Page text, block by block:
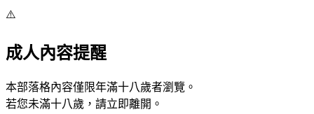
⚠️
成人內容提醒
本部落格內容僅限年滿十八歲者瀏覽。
若您未滿十八歲，請立即離開。